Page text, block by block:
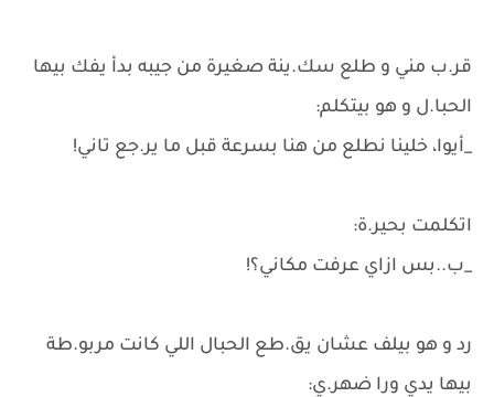
قر.ب مني و طلع سك.ينة صغيرة من جيبه بدأ يفك بيها
الحبا.ل و هو بيتكلم:
_أيوا، خلينا نطلع من هنا بسرعة قبل ما ير.جع تاني!
اتكلمت بحير.ة:
_ب..بس ازاي عرفت مكاني؟!
رد و هو بيلف عشان يق.طع الحبال اللي كانت مربو.طة
بيها يدي ورا ضهر.ي: